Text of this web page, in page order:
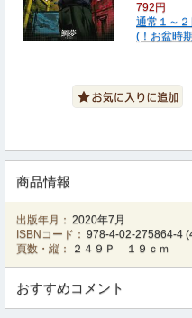
792円
通常１～
(！お盆時
商品情報
出版年月： 2020年7月
ISBNコード： 978-4-02-275864-4 (
頁数・縦：
２４９Ｐ １９ｃｍ
おすすめコメント